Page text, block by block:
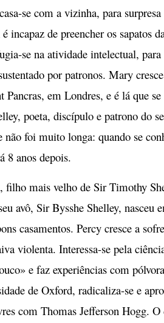
se com a vizinha, para
incapaz de preencher os sapatos
se na atividade intelectual,
por patronos. Mary
Pancras, em Londres, e é lá que
poeta, discípulo e patrono do
não foi muito longa: quando se
8 anos depois.
filho mais velho de Sir Timothy
avô, Sir Bysshe Shelley, nasceu
casamentos. Percy cresce a
violenta. Interessa-se pela
e faz experiências com
de Oxford, radicaliza-se e
com Thomas Jefferson Hogg. O